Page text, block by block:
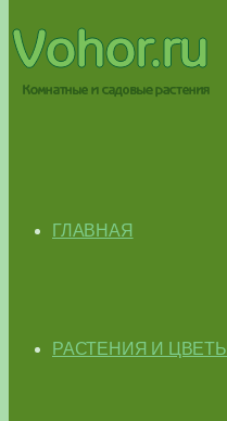
ГЛАВНАЯ
РАСТЕНИЯ И ЦВЕТЫ